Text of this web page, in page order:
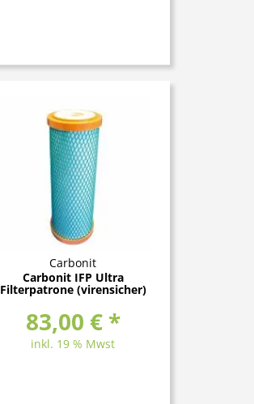
Carbonit
Carbonit IFP Ultra
Filterpatrone (virensicher)
83,00 € *
inkl. 19 % Mwst